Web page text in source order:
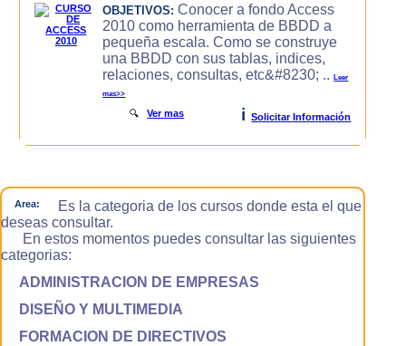
OBJETIVOS: Conocer a fondo Access
2010 como herramienta de BBDD a
pequeña escala. Como se construye
una BBDD con sus tablas, indices,
relaciones, consultas, etc&#8230; ..Leer
mas>>
🔍Ver mas i Solicitar Información
Area:
Es la categoria de los cursos donde esta el que
deseas consultar.
En estos momentos puedes consultar las siguientes
categorias:
ADMINISTRACION DE EMPRESAS
DISEÑO Y MULTIMEDIA
FORMACION DE DIRECTIVOS